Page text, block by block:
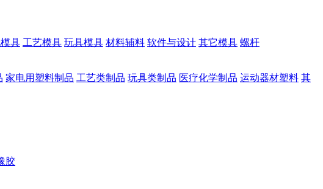
具 工艺模具 玩具模具 材料辅料 软件与设计 其它模具 螺杆
家电用塑料制品 工艺类制品 玩具类制品 医疗化学制品 运动器材塑料 其
胶